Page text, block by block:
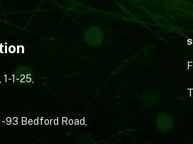
1-25,
93 Bedford Road,